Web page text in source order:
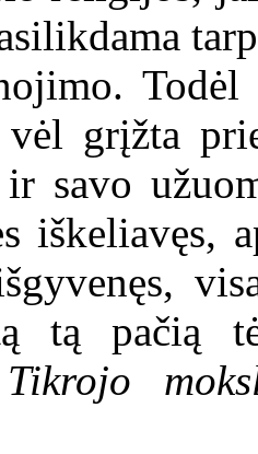
Todėl
vėl grįžta
savo
iškeliavęs,
tą pačią